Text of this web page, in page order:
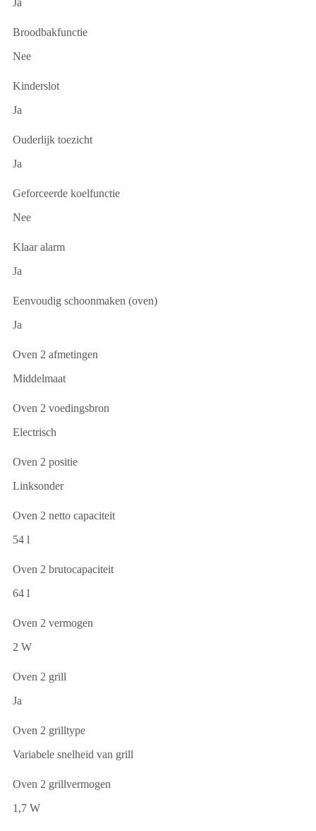
Ja
Broodbakfunctie
Nee
Kinderslot
Ja
Ouderlijk toezicht
Ja
Geforceerde koelfunctie
Nee
Klaar alarm
Ja
Eenvoudig schoonmaken (oven)
Ja
Oven 2 afmetingen
Middelmaat
Oven 2 voedingsbron
Electrisch
Oven 2 positie
Linksonder
Oven 2 netto capaciteit
54 l
Oven 2 brutocapaciteit
64 l
Oven 2 vermogen
2 W
Oven 2 grill
Ja
Oven 2 grilltype
Variabele snelheid van grill
Oven 2 grillvermogen
1,7 W